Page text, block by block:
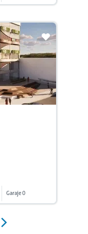
Garaje 0